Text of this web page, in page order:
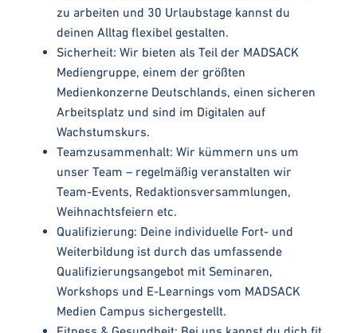
zu arbeiten und 30 Urlaubstage kannst du
deinen Alltag flexibel gestalten.
Sicherheit: Wir bieten als Teil der MADSACK
Mediengruppe, einem der größten
Medienkonzerne Deutschlands, einen sicheren
Arbeitsplatz und sind im Digitalen auf
Wachstumskurs.
Teamzusammenhalt: Wir kümmern uns um
unser Team – regelmäßig veranstalten wir
Team-Events, Redaktionsversammlungen,
Weihnachtsfeiern etc.
Qualifizierung: Deine individuelle Fort- und
Weiterbildung ist durch das umfassende
Qualifizierungsangebot mit Seminaren,
Workshops und E-Learnings vom MADSACK
Medien Campus sichergestellt.